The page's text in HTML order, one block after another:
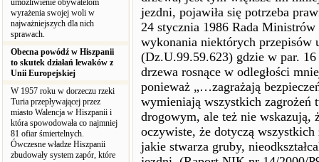
umożliwienie obywatelom
wyrażenia swojej woli w
najważniejszych dla nich
sprawach.
Obecna powódź w Hiszpanii
to skutek działań lewaków z
Unii Europejskiej
W 1957 roku w dorzeczu rzeki
Turia przepływającej przez
miasto Walencja w Hiszpanii i
która spowodowała co najmniej
81 ofiar śmiertelnych.
Ówczesne władze Hiszpanii
zbudowały system zapór, które
jezdni, pojawiła się potrzeba
24 stycznia 1986 Rada Ministrów
wykonania niektórych przepisów
(Dz.U.99.59.623) gdzie w par. 16
drzewa rosnące w odległości
ponieważ „…zagrażają
wymieniają wszystkich zagrożeń
drogowym, ale też nie wskazują,
oczywiste, że dotyczą
jakie stwarza gruby,